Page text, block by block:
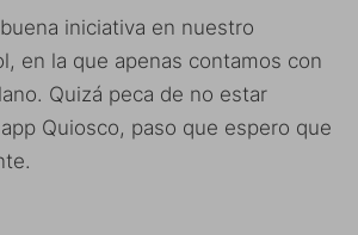
iniciativa en nuestro
en la que apenas contamos con
Quizá peca de no estar
Quiosco, paso que espero que